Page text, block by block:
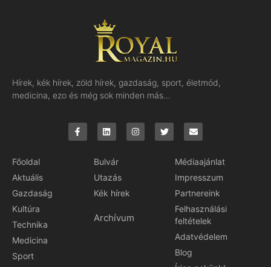
Hírek, kék hírek, zöld hírek, gazdaság, sport, életmód,
medicina, ezo és még sok minden más…
Főoldal
Aktuális
Gazdaság
Kultúra
Technika
Medicina
Sport
Bulvár
Utazás
Kék hírek
Archívum
Médiaajánlat
Impresszum
Partnereink
Felhasználási
feltételek
Adatvédelem
Blog